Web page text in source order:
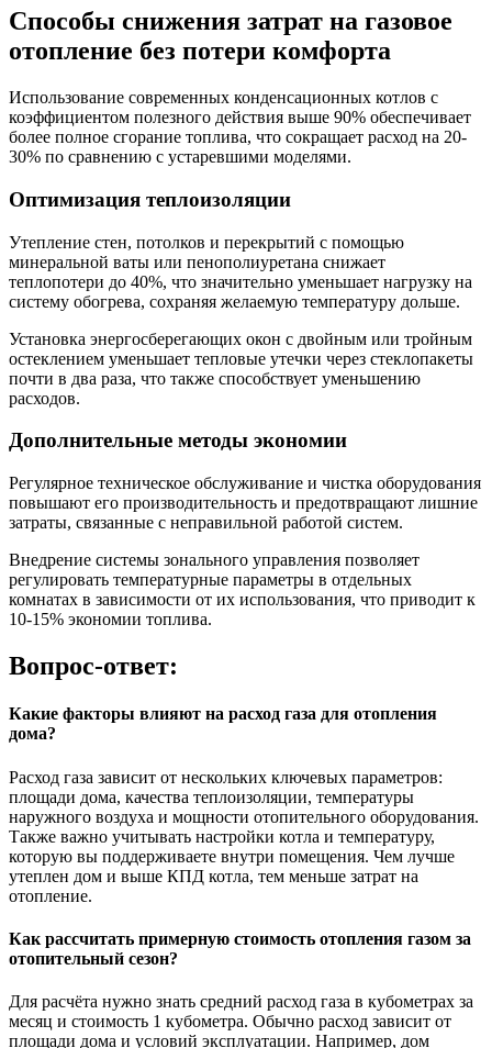
Способы снижения затрат на газовое
отопление без потери комфорта
Использование современных конденсационных котлов с
коэффициентом полезного действия выше 90% обеспечивает
более полное сгорание топлива, что сокращает расход на 20-
30% по сравнению с устаревшими моделями.
Оптимизация теплоизоляции
Утепление стен, потолков и перекрытий с помощью
минеральной ваты или пенополиуретана снижает
теплопотери до 40%, что значительно уменьшает нагрузку на
систему обогрева, сохраняя желаемую температуру дольше.
Установка энергосберегающих окон с двойным или тройным
остеклением уменьшает тепловые утечки через стеклопакеты
почти в два раза, что также способствует уменьшению
расходов.
Дополнительные методы экономии
Регулярное техническое обслуживание и чистка оборудования
повышают его производительность и предотвращают лишние
затраты, связанные с неправильной работой систем.
Внедрение системы зонального управления позволяет
регулировать температурные параметры в отдельных
комнатах в зависимости от их использования, что приводит к
10-15% экономии топлива.
Вопрос-ответ:
Какие факторы влияют на расход газа для отопления
дома?
Расход газа зависит от нескольких ключевых параметров:
площади дома, качества теплоизоляции, температуры
наружного воздуха и мощности отопительного оборудования.
Также важно учитывать настройки котла и температуру,
которую вы поддерживаете внутри помещения. Чем лучше
утеплен дом и выше КПД котла, тем меньше затрат на
отопление.
Как рассчитать примерную стоимость отопления газом за
отопительный сезон?
Для расчёта нужно знать средний расход газа в кубометрах за
месяц и стоимость 1 кубометра. Обычно расход зависит от
площади дома и условий эксплуатации. Например, дом